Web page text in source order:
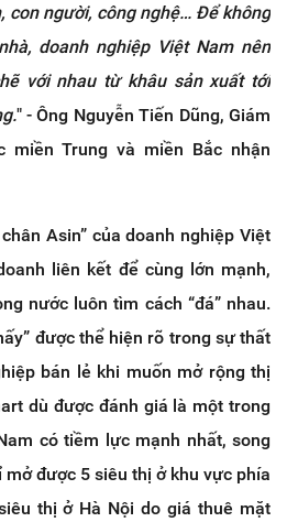
con người, công nghệ… Để không
doanh nghiệp Việt Nam nên
với nhau từ khâu sản xuất tới
" - Ông Nguyễn Tiến Dũng, Giám
miền Trung và miền Bắc nhận
Asin” của doanh nghiệp Việt
liên kết để cùng lớn mạnh,
nước luôn tìm cách “đá” nhau.
được thể hiện rõ trong sự thất
bán lẻ khi muốn mở rộng thị
dù được đánh giá là một trong
có tiềm lực mạnh nhất, song
được 5 siêu thị ở khu vực phía
thị ở Hà Nội do giá thuê mặt